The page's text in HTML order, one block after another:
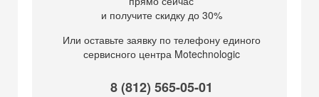
и получите скидку до 30%
Или оставьте заявку по телефону единого
сервисного центра Motechnologic
8 (812) 565-05-01